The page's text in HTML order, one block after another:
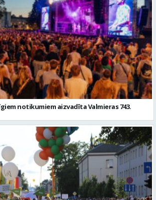
notikumiem aizvadīta Valmieras 743.